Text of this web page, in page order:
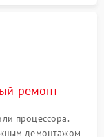
ремонт
процессора.
демонтажом